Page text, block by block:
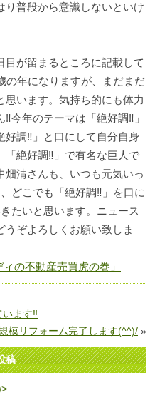
り普段から意識しないといけ
が留まるところに記載して
の年になりますが、まだまだ
思います。気持ち的にも体力
今年のテーマは「絶好調‼」
好調‼」と口にして自分自身
「絶好調‼」で有名な巨人で
清さんも、いつも元気いっ
どこでも「絶好調‼」を口に
たいと思います。ニュース
うぞよろしくお願い致しま
ィの不動産売買虎の巻」
ます‼
模リフォーム完了します(^^)/ »
稿